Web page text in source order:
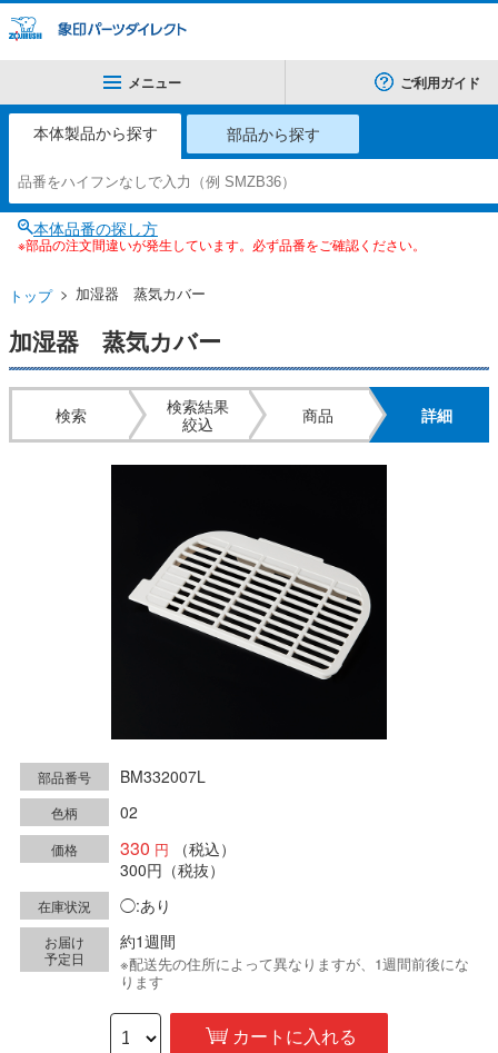
メニュー ご利用ガイド
本体製品から探す 部品から探す
本体品番の探し方
※部品の注文間違いが発生しています。必ず品番をご確認ください。
トップ 加湿器 蒸気カバー
加湿器 蒸気カバー
検索
検索結果
絞込
商品 詳細
部品番号 BM332007L
色柄 02
価格 330
（税込）
300円 （税抜）
在庫状況 ◯:あり
お届け
予定日
約1週間
※配送先の住所によって異なりますが、1週間前後にな
ります
カートに入れる